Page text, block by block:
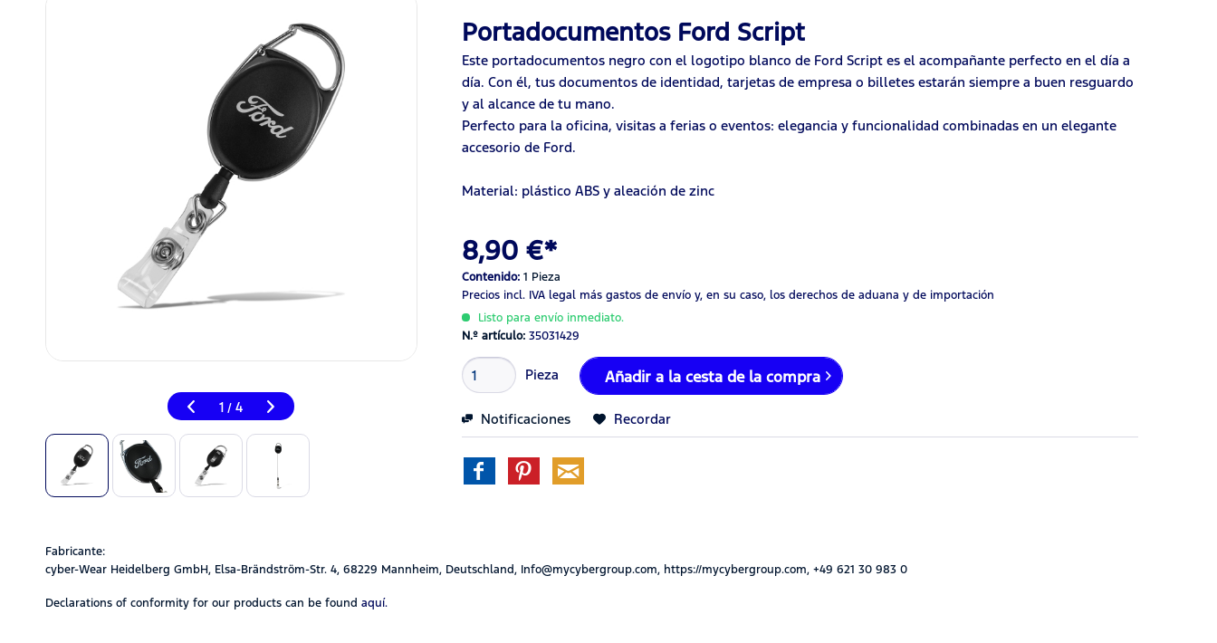
1 / 4
Portadocumentos Ford Script
Este portadocumentos negro con el logotipo blanco de Ford Script es el acompañante perfecto en el día a
día. Con él, tus documentos de identidad, tarjetas de empresa o billetes estarán siempre a buen resguardo
y al alcance de tu mano.
Perfecto para la oficina, visitas a ferias o eventos: elegancia y funcionalidad combinadas en un elegante
accesorio de Ford.
Material: plástico ABS y aleación de zinc
8,90 €*
Contenido:1 Pieza
Precios incl. IVA legal más gastos de envío y, en su caso, los derechos de aduana y de importación
Listo para envío inmediato.
N.º artículo:35031429
Pieza Añadir a la cesta de la compra
Notificaciones Recordar
Fabricante:
cyber-Wear Heidelberg GmbH, Elsa-Brändström-Str. 4, 68229 Mannheim, Deutschland, Info@mycybergroup.com, https://mycybergroup.com, +49 621 30 983 0
Declarations of conformity for our products can be found aquí.